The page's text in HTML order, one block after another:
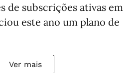
de subscrições ativas em
este ano um plano de
Ver mais